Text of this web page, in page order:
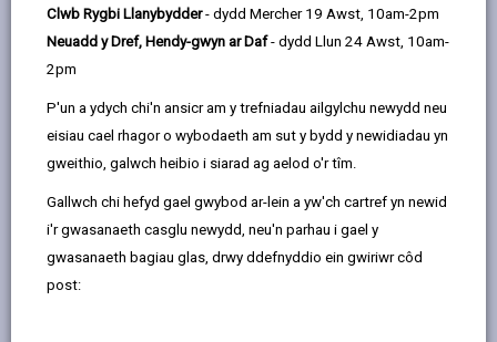
Clwb Rygbi Llanybydder- dydd Mercher 19 Awst, 10am-2pm
Neuadd y Dref, Hendy-gwyn ar Daf- dydd Llun 24 Awst, 10am-
2pm
P'un a ydych chi'n ansicr am y trefniadau ailgylchu newydd neu
eisiau cael rhagor o wybodaeth am sut y bydd y newidiadau yn
gweithio, galwch heibio i siarad ag aelod o'r tîm.
Gallwch chi hefyd gael gwybod ar-lein a yw'ch cartref yn newid
i'r gwasanaeth casglu newydd, neu'n parhau i gael y
gwasanaeth bagiau glas, drwy ddefnyddio ein gwiriwr côd
post:
bersonol yn gywir, rydym yn ceisio cydymffurfio'n llwyr
â gofynion deddfwriaeth Diogelu Data.
Felly, mae'r hysbysiad preifatrwydd hwn wedi'i lunio i
esbonio mor glir â phosibl beth rydym yn ei wneud
â'ch data personol.
1. Y dibenion o ran defnyddio eich data
personol
Bydd y wybodaeth rydym yn ei chasglu amdanoch yn
cael ei defnyddio at y dibenion canlynol: